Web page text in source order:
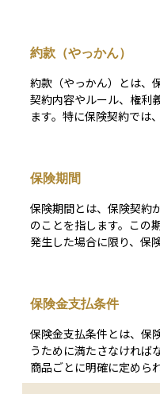
やフリーランスなど、収
ています。保障内容や支
なるため、自分の職業や
大切です。
約款（やっかん）
約款（やっかん）とは、
契約内容やルール、権利
ます。特に保険契約では
じめ定型化された内容で
に交渉することなく「合
め、内容を理解せずに契
れない」「請求条件を満
の原因になることもあり
保険期間
保険期間とは、保険契約
のことを指します。この
発生した場合に限り、保
保険など、それぞれの保
の有無が異なるため、自
て選ぶことが大切です。
障が必要なときに備えが
できます。
保険金支払条件
保険金支払条件とは、保
うために満たさなければ
商品ごとに明確に定めら
術、がんの診断など、ど